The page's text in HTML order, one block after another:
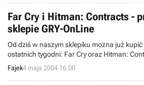
symbolach X800 Pro i X800 XT. Bez
Was do obejrzenia szczegółowych danych
przykładowej fotografii i wybranych
porównawczego renomowanego
Hardware Guide.
Far Cry i Hitman: Contracts -
sklepie GRY-OnLine
Od dziś w naszym sklepiku można już
ostatnich tygodni: Far Cry oraz Hitman:
naszym kraju wydawane przez firmę Cenega.
Fajek4 maja 2004 16:00